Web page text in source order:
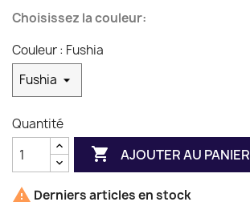
Choisissez la couleur:
Couleur : Fushia
Quantité
 AJOUTER AU PANIER
 Derniers articles en stock